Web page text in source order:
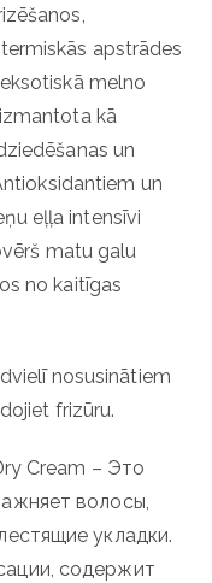
apstrādes
melno
kā
un
un
eļļa intensīvi
matu galu
no kaitīgas
nosusinātiem
frizūru.
Cream – Это
волосы,
укладки.
содержит